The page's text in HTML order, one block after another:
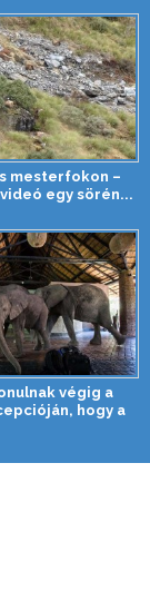
mesterfokon –
egy sörén...
végig a
hogy a